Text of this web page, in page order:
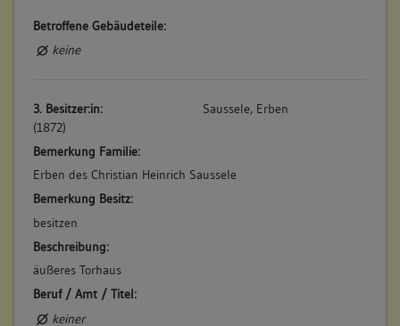
Betroffene Gebäudeteile:
keine
3. Besitzer:in:
(1872)
Saussele, Erben
Bemerkung Familie:
Erben des Christian Heinrich Saussele
Bemerkung Besitz:
besitzen
Beschreibung:
äußeres Torhaus
Beruf / Amt / Titel:
keiner